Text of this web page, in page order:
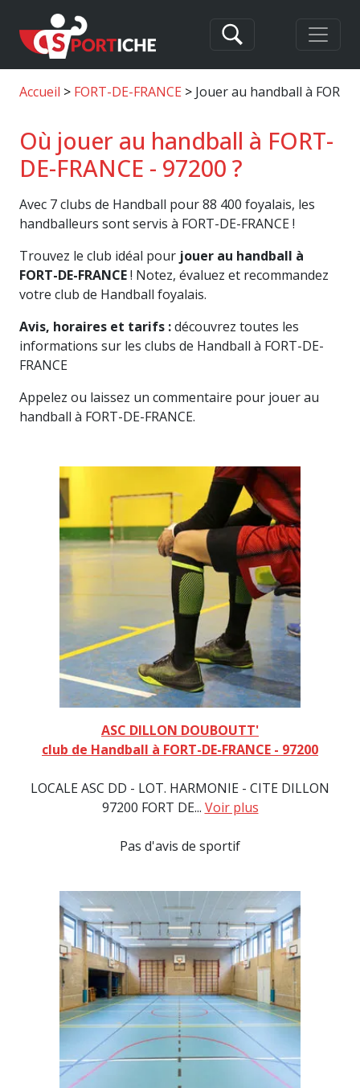
Accueil FORT-DE-FRANCE Jouer au handball à FORT-
Où jouer au handball à FORT-
DE-FRANCE - 97200 ?
Avec 7 clubs de Handball pour 88 400 foyalais, les
handballeurs sont servis à FORT-DE-FRANCE !
Trouvez le club idéal pour jouer au handball à
FORT-DE-FRANCE! Notez, évaluez et recommandez
votre club de Handball foyalais.
Avis, horaires et tarifs :découvrez toutes les
informations sur les clubs de Handball à FORT-DE-
FRANCE
Appelez ou laissez un commentaire pour jouer au
handball à FORT-DE-FRANCE.
ASC DILLON DOUBOUTT'
club de Handball à FORT-DE-FRANCE - 97200
LOCALE ASC DD - LOT. HARMONIE - CITE DILLON
97200 FORT DE... Voir plus
Pas d'avis de sportif